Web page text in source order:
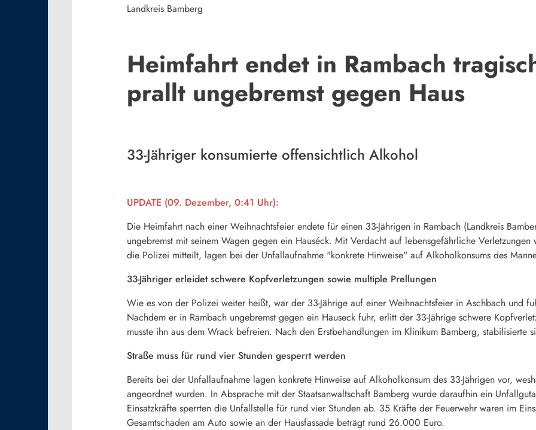
Landkreis Bamberg
Heimfahrt endet in Rambach
prallt ungebremst gegen Haus
33-Jähriger konsumierte offensichtlich Alkohol
UPDATE (09. Dezember, 0:41 Uhr):
Die Heimfahrt nach einer Weihnachtsfeier endete für einen 33-Jährigen in Rambach (Landkreis
ungebremst mit seinem Wagen gegen ein Hauséck. Mit Verdacht auf lebensgefährliche
die Polizei mitteilt, lagen bei der Unfallaufnahme "konkrete Hinweise" auf Alkoholkonsums des
33-Jähriger erleidet schwere Kopfverletzungen sowie multiple Prellungen
Wie es von der Polizei weiter heißt, war der 33-Jährige auf einer Weihnachtsfeier in Aschbach und
Nachdem er in Rambach ungebremst gegen ein Hauseck fuhr, erlitt der 33-Jährige schwere
musste ihn aus dem Wrack befreien. Nach den Erstbehandlungen im Klinikum Bamberg, stabilisierte
Straße muss für rund vier Stunden gesperrt werden
Bereits bei der Unfallaufnahme lagen konkrete Hinweise auf Alkoholkonsum des 33-Jährigen vor,
angeordnet wurden. In Absprache mit der Staatsanwaltschaft Bamberg wurde daraufhin ein
Einsatzkräfte sperrten die Unfallstelle für rund vier Stunden ab. 35 Kräfte der Feuerwehr waren im
Gesamtschaden am Auto sowie an der Hausfassade beträgt rund 26.000 Euro.